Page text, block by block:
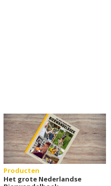
Producten
Het grote Nederlandse